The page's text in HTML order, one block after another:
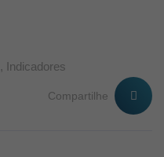
, Indicadores
Compartilhe